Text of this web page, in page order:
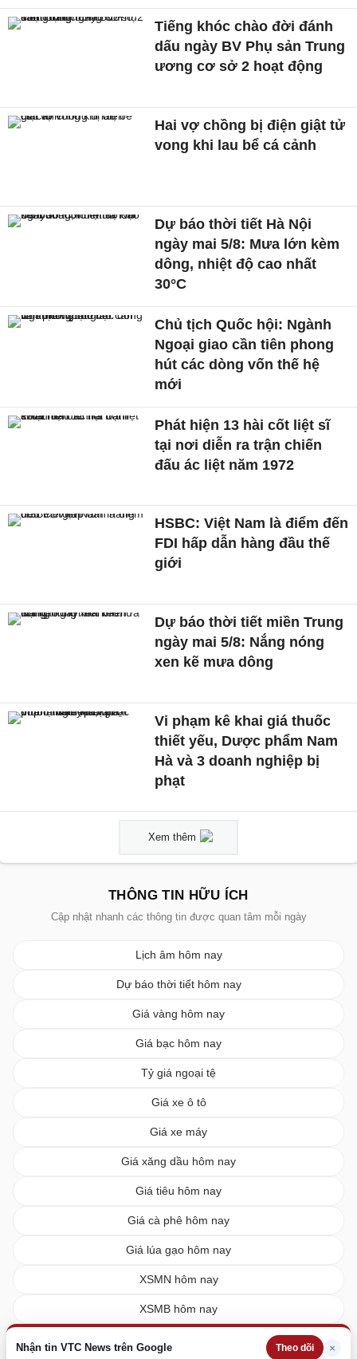
Nhận tin VTC News trên Google Theo dõi ×
Tiếng khóc chào đời đánh
dấu ngày BV Phụ sản Trung
ương cơ sở 2 hoạt động
Hai vợ chồng bị điện giật tử
vong khi lau bể cá cảnh
Dự báo thời tiết Hà Nội
ngày mai 5/8: Mưa lớn kèm
dông, nhiệt độ cao nhất
30°C
Chủ tịch Quốc hội: Ngành
Ngoại giao cần tiên phong
hút các dòng vốn thế hệ
mới
Phát hiện 13 hài cốt liệt sĩ
tại nơi diễn ra trận chiến
đấu ác liệt năm 1972
HSBC: Việt Nam là điểm đến
FDI hấp dẫn hàng đầu thế
giới
Dự báo thời tiết miền Trung
ngày mai 5/8: Nắng nóng
xen kẽ mưa dông
Vi phạm kê khai giá thuốc
thiết yếu, Dược phẩm Nam
Hà và 3 doanh nghiệp bị
phạt
Xem thêm
THÔNG TIN HỮU ÍCH
Cập nhật nhanh các thông tin được quan tâm mỗi ngày
Lịch âm hôm nay
Dự báo thời tiết hôm nay
Giá vàng hôm nay
Giá bạc hôm nay
Tỷ giá ngoại tệ
Giá xe ô tô
Giá xe máy
Giá xăng dầu hôm nay
Giá tiêu hôm nay
Giá cà phê hôm nay
Giá lúa gạo hôm nay
XSMN hôm nay
XSMB hôm nay